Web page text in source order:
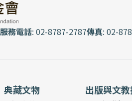
服務電話: 02-8787-2787傳真: 02-
典藏文物 出版與文